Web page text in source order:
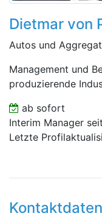
Dietmar von
Autos und
Management und
produzierende
ab sofort
Interim Manager
Letzte
Kontaktdaten